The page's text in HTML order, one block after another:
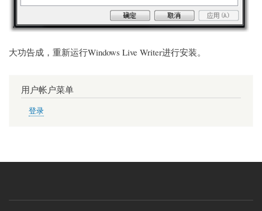
大功告成，重新运行Windows Live Writer进行安装。
用户帐户菜单
登录